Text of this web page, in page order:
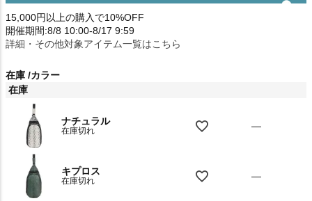
15,000円以上の購入で10%OFF
開催期間:8/8 10:00-8/17 9:59
詳細・その他対象アイテム一覧はこちら
在庫 カラー
在庫
ナチュラル
在庫切れ —
キプロス
在庫切れ —